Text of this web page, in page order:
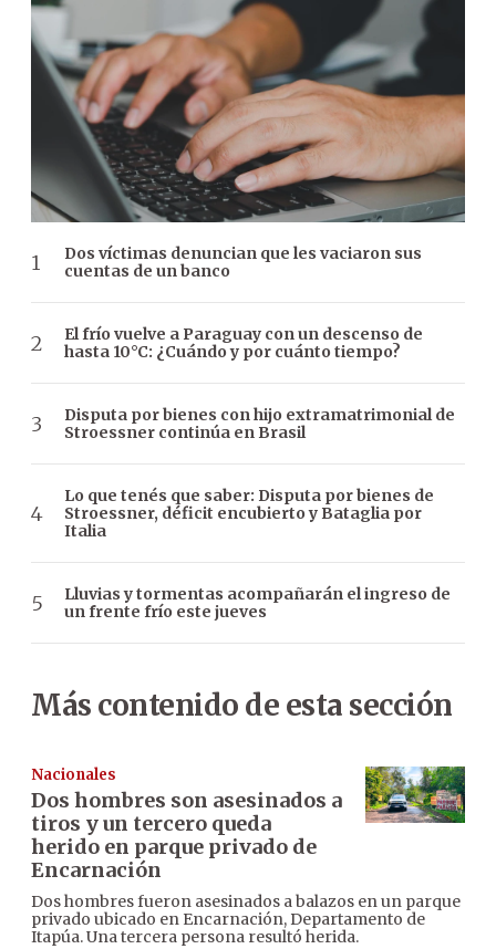
Dos víctimas denuncian que les vaciaron sus
cuentas de un banco
El frío vuelve a Paraguay con un descenso de
hasta 10°C: ¿Cuándo y por cuánto tiempo?
Disputa por bienes con hijo extramatrimonial de
Stroessner continúa en Brasil
Lo que tenés que saber: Disputa por bienes de
Stroessner, déficit encubierto y Bataglia por
Italia
Lluvias y tormentas acompañarán el ingreso de
un frente frío este jueves
Más contenido de esta sección
Nacionales
Dos hombres son asesinados a
tiros y un tercero queda
herido en parque privado de
Encarnación
Dos hombres fueron asesinados a balazos en un parque
privado ubicado en Encarnación, Departamento de
Itapúa. Una tercera persona resultó herida.